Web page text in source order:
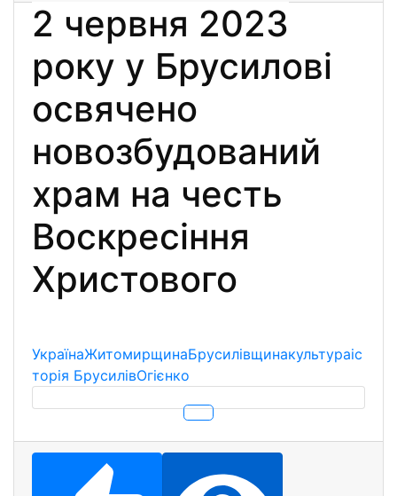
2 червня 2023
року у Брусилові
освячено
новозбудований
храм на честь
Воскресіння
Христового
УкраїнаЖитомирщинаБрусилівщинакультураіс
торія БрусилівОгієнко